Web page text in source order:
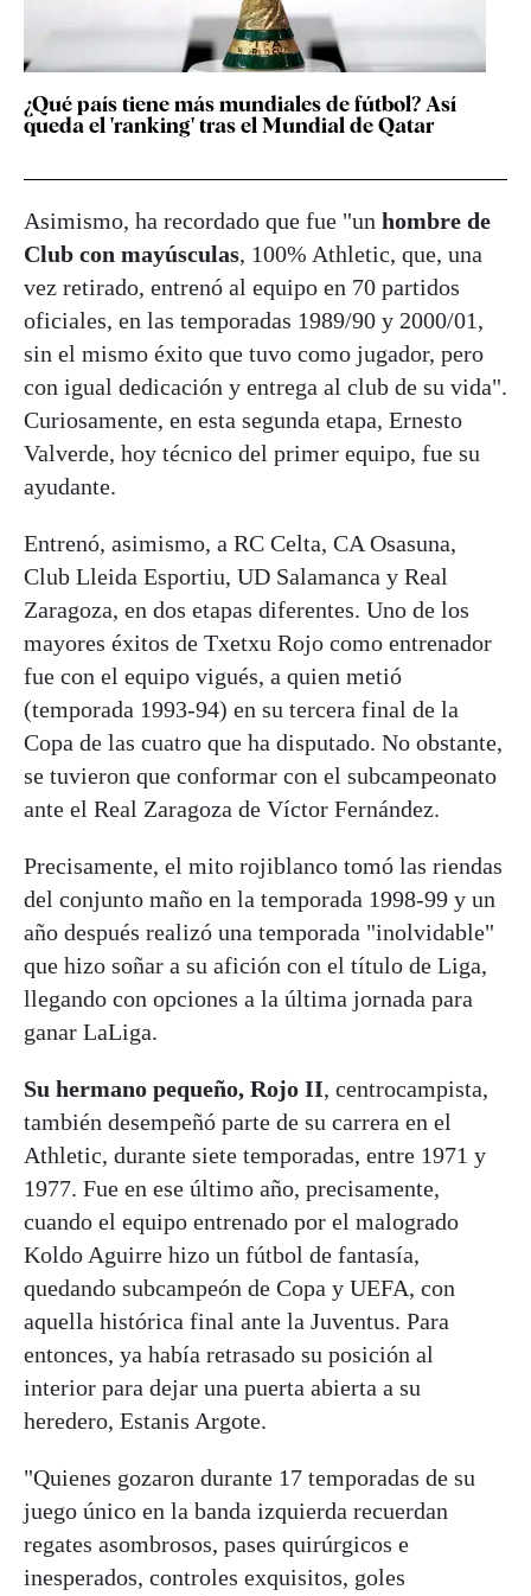
¿Qué país tiene más mundiales de fútbol? Así
queda el 'ranking' tras el Mundial de Qatar
Asimismo, ha recordado que fue "un hombre de
Club con mayúsculas, 100% Athletic, que, una
vez retirado, entrenó al equipo en 70 partidos
oficiales, en las temporadas 1989/90 y 2000/01,
sin el mismo éxito que tuvo como jugador, pero
con igual dedicación y entrega al club de su vida".
Curiosamente, en esta segunda etapa, Ernesto
Valverde, hoy técnico del primer equipo, fue su
ayudante.
Entrenó, asimismo, a RC Celta, CA Osasuna,
Club Lleida Esportiu, UD Salamanca y Real
Zaragoza, en dos etapas diferentes. Uno de los
mayores éxitos de Txetxu Rojo como entrenador
fue con el equipo vigués, a quien metió
(temporada 1993-94) en su tercera final de la
Copa de las cuatro que ha disputado. No obstante,
se tuvieron que conformar con el subcampeonato
ante el Real Zaragoza de Víctor Fernández.
Precisamente, el mito rojiblanco tomó las riendas
del conjunto maño en la temporada 1998-99 y un
año después realizó una temporada "inolvidable"
que hizo soñar a su afición con el título de Liga,
llegando con opciones a la última jornada para
ganar LaLiga.
Su hermano pequeño, Rojo II, centrocampista,
también desempeñó parte de su carrera en el
Athletic, durante siete temporadas, entre 1971 y
1977. Fue en ese último año, precisamente,
cuando el equipo entrenado por el malogrado
Koldo Aguirre hizo un fútbol de fantasía,
quedando subcampeón de Copa y UEFA, con
aquella histórica final ante la Juventus. Para
entonces, ya había retrasado su posición al
interior para dejar una puerta abierta a su
heredero, Estanis Argote.
"Quienes gozaron durante 17 temporadas de su
juego único en la banda izquierda recuerdan
regates asombrosos, pases quirúrgicos e
inesperados, controles exquisitos, goles